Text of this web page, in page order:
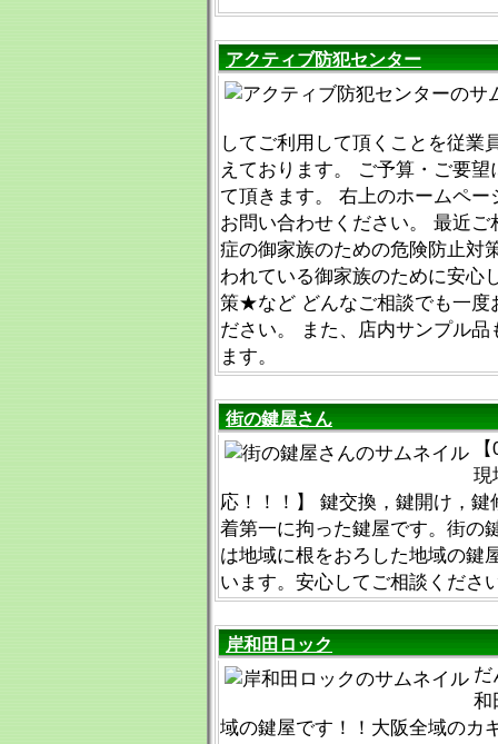
アクティブ防犯センター
してご利用して頂くことを従業
えております。 ご予算・ご要
て頂きます。 右上のホームペー
お問い合わせください。 最近
症の御家族のための危険防止対
われている御家族のために安心
策★など どんなご相談でも一度
ださい。 また、店内サンプル品
ます。
街の鍵屋さん
現
応！！！】 鍵交換，鍵開け，鍵
着第一に拘った鍵屋です。街の
は地域に根をおろした地域の鍵
います。安心してご相談くださ
岸和田ロック
だ
和
域の鍵屋です！！大阪全域のカ